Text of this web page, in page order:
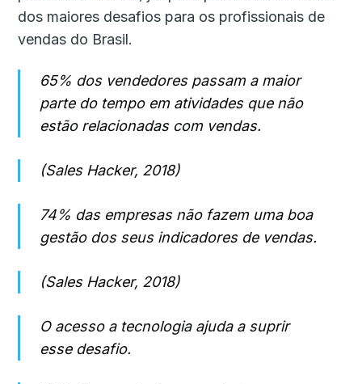
dos maiores desafios para os profissionais de
vendas do Brasil.
65% dos vendedores passam a maior
parte do tempo em atividades que não
estão relacionadas com vendas.
(Sales Hacker, 2018)
74% das empresas não fazem uma boa
gestão dos seus indicadores de vendas.
(Sales Hacker, 2018)
O acesso a tecnologia ajuda a suprir
esse desafio.